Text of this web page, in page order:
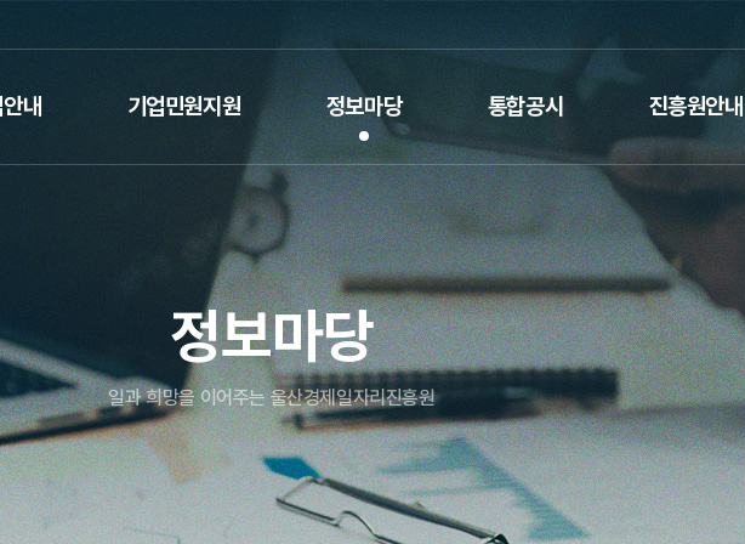
내 기업민원지원 정보마당 통합공시 진흥원안내
정보마당
일과 희망을 이어주는 울산경제일자리진흥원